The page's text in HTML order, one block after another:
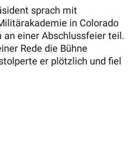
sprach mit
in Colorado
an einer Abschlussfeier teil.
Rede die Bühne
er plötzlich und fiel